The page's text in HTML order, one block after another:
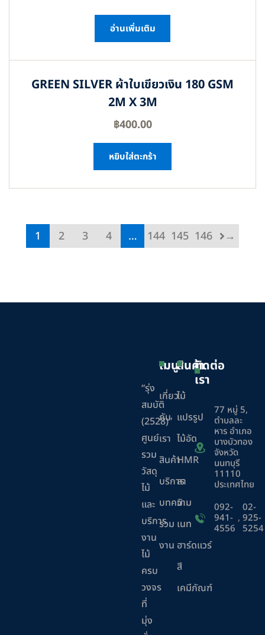
อ่านเพิ่มเติม
GREEN SILVER ผ้าใบเขียวเงิน 180 GSM
2M X 3M
฿400.00
หยิบใส่ตะกร้า
1 2 3 4 … 144 145 146 →
“รุ่ง
สมบัติ
(2528)”
ศูนย์
รวม
วัสดุ
ไม้
และ
บริการ
งาน
ไม้
ครบ
วงจร
ที่
มุ่ง
เมนู
เกี่ยว
กับ
เรา
สินค้า
บริการ
บทความ
ร่วม
งาน
สินค้า
ไม้
แปรรูป
ไม้อัด
HMR
ลา
มิ
เนท
ฮาร์ดแวร์
สี
เคมีภัณฑ์
ติดต่อ
เรา
77 หมู่ 5,
ตำบลละ
หาร อำเภอ
บางบัวทอง
จังหวัด
นนทบุรี
11110
ประเทศไทย
092-
941-
4556
,
02-
925-
5254